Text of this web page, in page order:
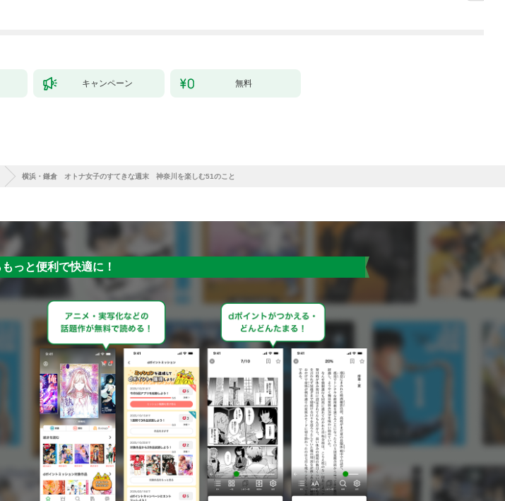
キャンペーン 無料
横浜・鎌倉 オトナ女子のすてきな週末 神奈川を楽しむ51のこと
っと便利で快適に！